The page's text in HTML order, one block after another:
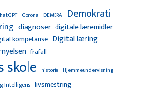
Corona DEMBRA Demokrati
diagnoser digitale læremidler
kompetanse Digital læring
frafall
skole historie Hjemmeundervisning
Intelligens livsmestring